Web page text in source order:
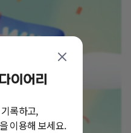
록하고,
이용해 보세요.